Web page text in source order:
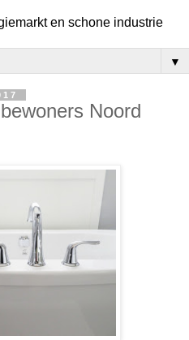
en schone industrie
▼
Noord